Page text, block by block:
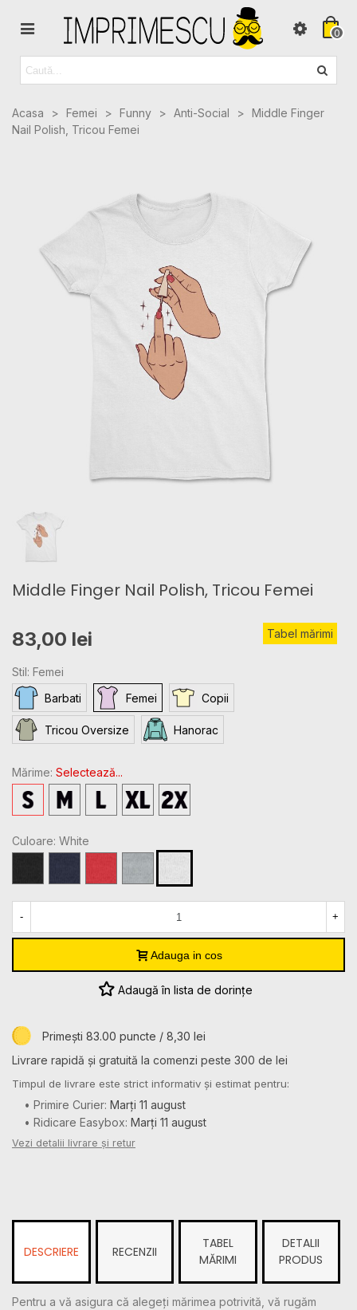
0
Acasa > Femei > Funny > Anti-Social > Middle Finger
Nail Polish, Tricou Femei
Middle Finger Nail Polish, Tricou Femei
83,00 lei Tabel mărimi
Stil: Femei
Barbati
Femei Copii
Tricou Oversize Hanorac
Mărime: Selectează...
M XL 2XL
Culoare: White
- +
Adauga in cos
Adaugă în lista de dorințe
Primești 83.00 puncte / 8,30 lei
Livrare rapidă și gratuită la comenzi peste 300 de lei
Timpul de livrare este strict informativ și estimat pentru:
• Primire Curier: Marți 11 august
• Ridicare Easybox: Marți 11 august
Vezi detalii livrare și retur
DESCRIERE RECENZII
TABEL
MĂRIMI
DETALII
PRODUS
Pentru a vă asigura că alegeți mărimea potrivită, vă rugăm